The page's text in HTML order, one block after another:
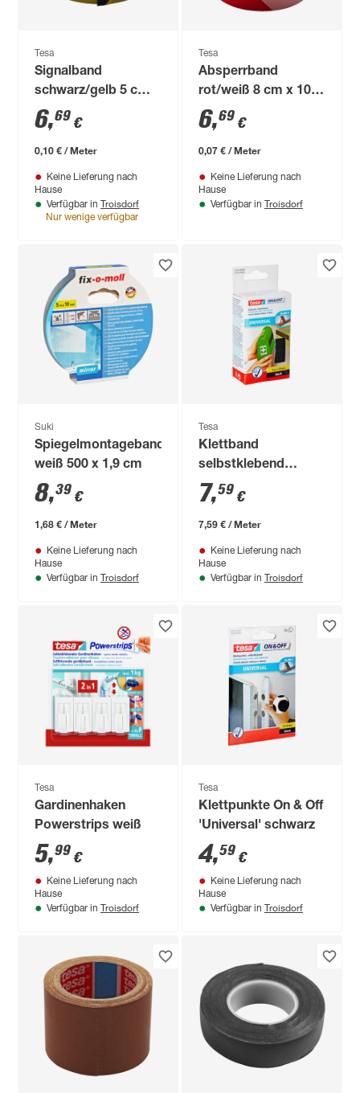
Tesa
Signalband
schwarz/gelb 5 cm x
66 m
6,69 €
0,10 € / Meter
Keine Lieferung nach
Hause
Verfügbar in Troisdorf
Nur wenige verfügbar
Tesa
Absperrband
rot/weiß 8 cm x 100
m
6,69 €
0,07 € / Meter
Keine Lieferung nach
Hause
Verfügbar in Troisdorf
Suki
Spiegelmontageband
weiß 500 x 1,9 cm
8,39 €
1,68 € / Meter
Keine Lieferung nach
Hause
Verfügbar in Troisdorf
Tesa
Klettband
selbstklebend
schwarz 1 m
7,59 €
7,59 € / Meter
Keine Lieferung nach
Hause
Verfügbar in Troisdorf
Tesa
Gardinenhaken
Powerstrips weiß
5,99 €
Keine Lieferung nach
Hause
Verfügbar in Troisdorf
Tesa
Klettpunkte On & Off
'Universal' schwarz
4,59 €
Keine Lieferung nach
Hause
Verfügbar in Troisdorf